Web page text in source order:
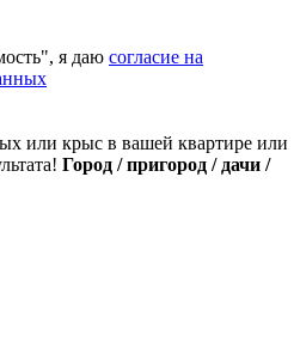
я даю согласие на
или крыс в вашей квартире или
Город / пригород / дачи /